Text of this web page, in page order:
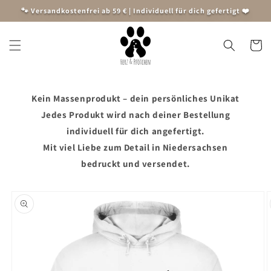
zum
Inhalt
🐾 Versandkostenfrei ab 59 € | Individuell für dich gefertigt ❤️
Kein Massenprodukt – dein persönliches Unikat
Jedes Produkt wird nach deiner Bestellung
individuell für dich angefertigt.
Mit viel Liebe zum Detail in Niedersachsen
bedruckt und versendet.